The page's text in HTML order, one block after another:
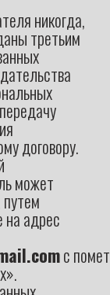
никогда,
третьим
договору.
может
на адрес
с